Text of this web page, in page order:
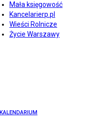
Mała księgowość
Kancelarierp.pl
Wieści Rolnicze
Życie Warszawy
KALENDARIUM